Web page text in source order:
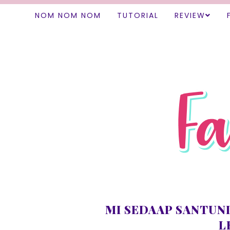
NOM NOM NOM TUTORIAL REVIEW
MI SEDAAP